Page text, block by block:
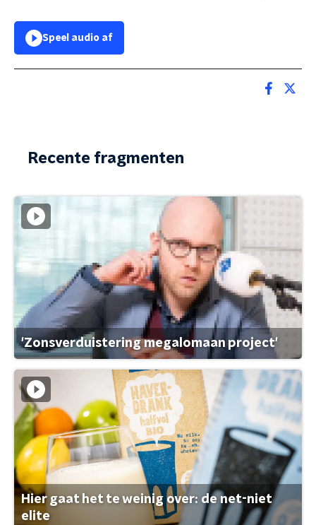
Speel audio af
Recente fragmenten
'Zonsverduistering megalomaan project'
Hier gaat het te weinig over: de net-niet
elite